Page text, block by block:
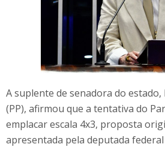
A suplente de senadora do
(PP), afirmou que a tentativa do
emplacar escala 4x3, proposta
apresentada pela deputada